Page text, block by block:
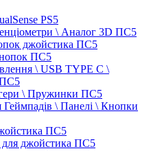
PS5
\ Аналог 3D ПС5
джойстика ПС5
ПС5
\ USB TYPE C \
\ Пружинки ПС5
Геймпадів \ Панелі \ Кнопки
ПС5
для джойстика ПС5